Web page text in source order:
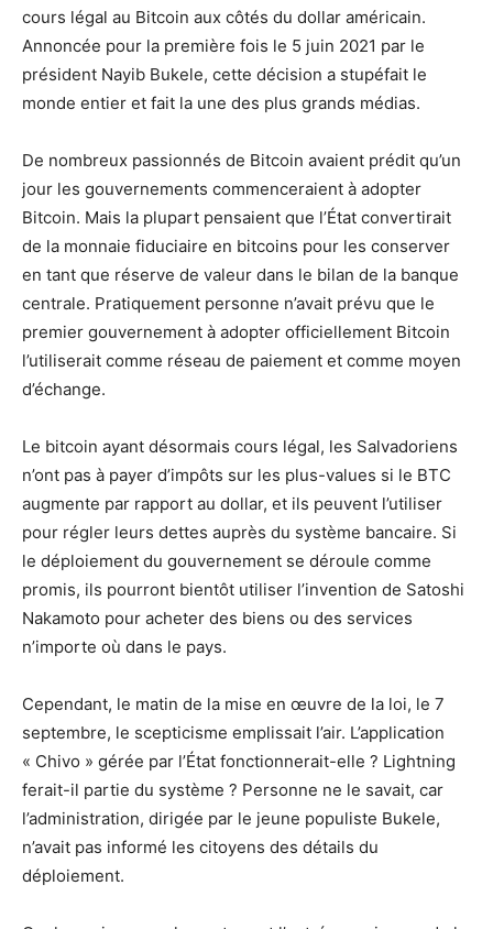
cours légal au Bitcoin aux côtés du dollar américain.
Annoncée pour la première fois le 5 juin 2021 par le
président Nayib Bukele, cette décision a stupéfait le
monde entier et fait la une des plus grands médias.
De nombreux passionnés de Bitcoin avaient prédit qu’un
jour les gouvernements commenceraient à adopter
Bitcoin. Mais la plupart pensaient que l’État convertirait
de la monnaie fiduciaire en bitcoins pour les conserver
en tant que réserve de valeur dans le bilan de la banque
centrale. Pratiquement personne n’avait prévu que le
premier gouvernement à adopter officiellement Bitcoin
l’utiliserait comme réseau de paiement et comme moyen
d’échange.
Le bitcoin ayant désormais cours légal, les Salvadoriens
n’ont pas à payer d’impôts sur les plus-values ​​si le BTC
augmente par rapport au dollar, et ils peuvent l’utiliser
pour régler leurs dettes auprès du système bancaire. Si
le déploiement du gouvernement se déroule comme
promis, ils pourront bientôt utiliser l’invention de Satoshi
Nakamoto pour acheter des biens ou des services
n’importe où dans le pays.
Cependant, le matin de la mise en œuvre de la loi, le 7
septembre, le scepticisme emplissait l’air. L’application
« Chivo » gérée par l’État fonctionnerait-elle ? Lightning
ferait-il partie du système ? Personne ne le savait, car
l’administration, dirigée par le jeune populiste Bukele,
n’avait pas informé les citoyens des détails du
déploiement.